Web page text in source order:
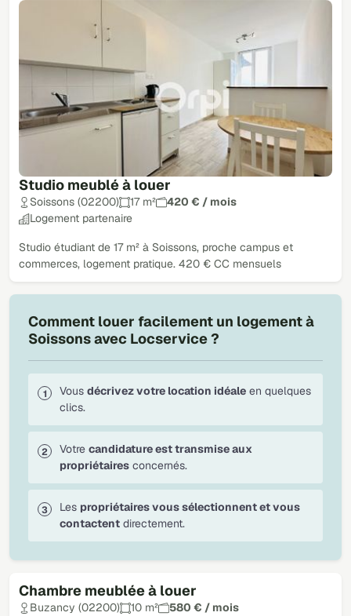
Studio meublé à louer
Soissons (02200) 17 m²
420 € / mois
Logement partenaire
Studio étudiant de 17 m² à Soissons, proche campus et
commerces, logement pratique. 420 € CC mensuels
Chambre meublée à louer
Buzancy (02200) 10 m²
580 € / mois
Comment louer facilement un logement à
Soissons avec Locservice ?
Vous décrivez votre location idéale en quelques
clics.
Votre candidature est transmise aux
propriétaires concernés.
Les propriétaires vous sélectionnent et vous
contactent directement.